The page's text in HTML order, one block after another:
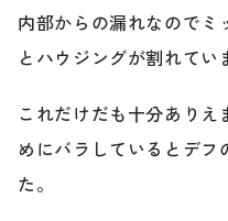
電話・メールなどのご連
のご相談も可能です。
内部からの漏れなので
とハウジングが割れてい
これだけだも十分あり
めにバラしているとデフ
た。